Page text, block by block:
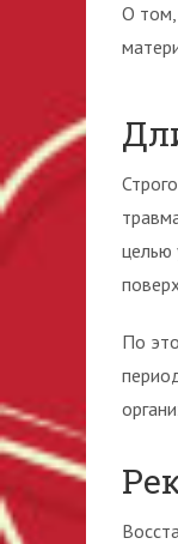
О том,
целью
По